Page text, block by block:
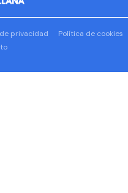
privacidad
Política de cookies